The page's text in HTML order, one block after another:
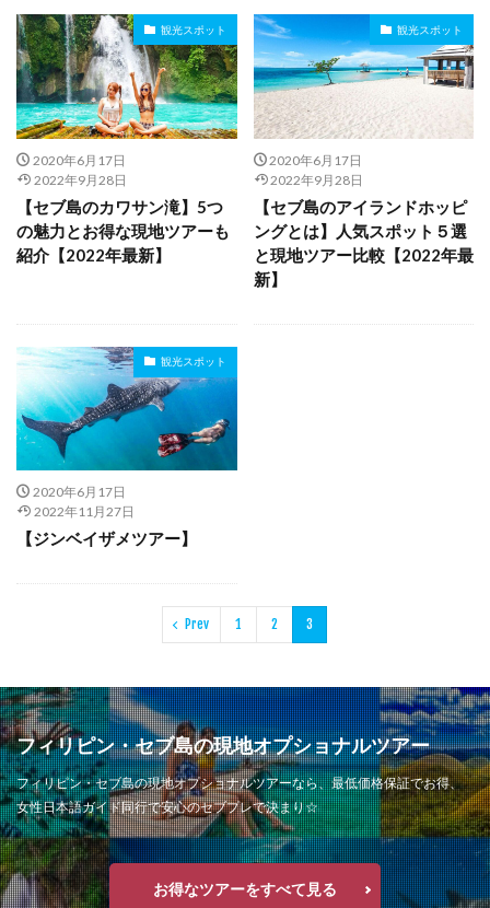
観光スポット
2020年6月17日
2022年9月28日
【セブ島のカワサン滝】5つ
の魅力とお得な現地ツアーも
紹介【2022年最新】
観光スポット
2020年6月17日
2022年9月28日
【セブ島のアイランドホッピ
ングとは】人気スポット５選
と現地ツアー比較【2022年最
新】
観光スポット
2020年6月17日
2022年11月27日
【ジンベイザメツアー】
Prev 1 2 3
フィリピン・セブ島の現地オプショナルツアー
フィリピン・セブ島の現地オプショナルツアーなら、最低価格保証でお得、
女性日本語ガイド同行で安心のセブプレで決まり☆
お得なツアーをすべて見る